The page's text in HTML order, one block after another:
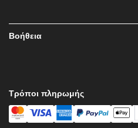
Βοήθεια
Τρόποι πληρωμής